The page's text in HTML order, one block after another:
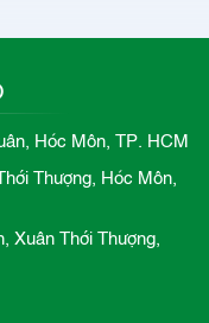
Hóc Môn, TP. HCM
Thượng, Hóc Môn,
Xuân Thới Thượng,